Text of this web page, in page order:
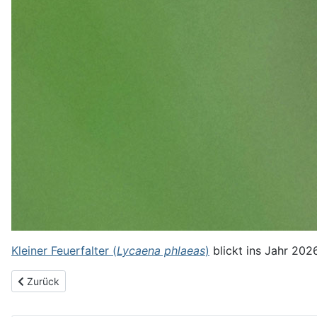
Kleiner Feuerfalter (Lycaena phlaeas) blickt ins Jahr
Vorheriger Beitrag: Naturwissen in Bad Homburg - 4x in 2026
Zurück